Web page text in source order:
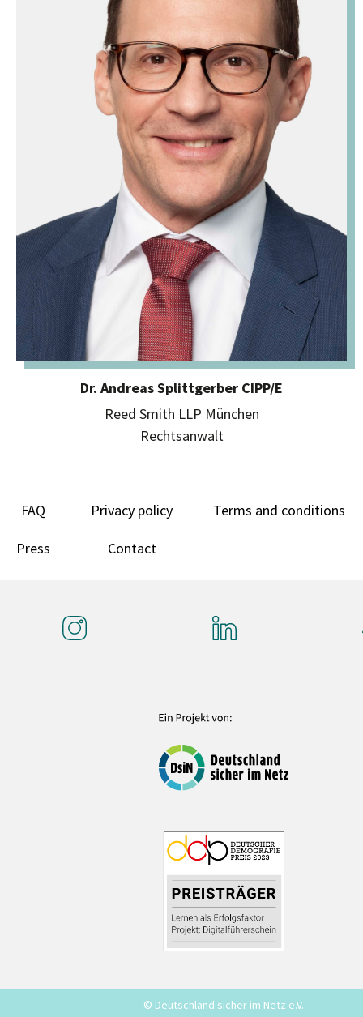
Dr. Andreas Splittgerber CIPP/E
Reed Smith LLP München
Rechtsanwalt
FAQ Privacy policy Terms and conditions
Press Contact
© Deutschland sicher im Netz e.V.